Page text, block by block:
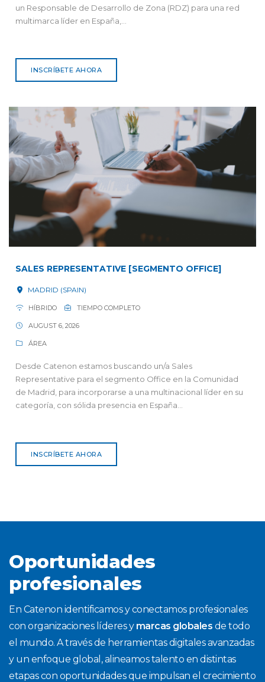
un Responsable de Desarrollo de Zona (RDZ) para una red
multimarca líder en España,...
INSCRÍBETE AHORA
SALES REPRESENTATIVE [SEGMENTO OFFICE]
MADRID (SPAIN)
HÍBRIDO TIEMPO COMPLETO
AUGUST 6, 2026
ÁREA
Desde Catenon estamos buscando un/a Sales
Representative para el segmento Office en la Comunidad
de Madrid, para incorporarse a una multinacional líder en su
categoría, con sólida presencia en España...
INSCRÍBETE AHORA
Oportunidades
profesionales
En Catenon identificamos y conectamos profesionales
con organizaciones líderes y marcas globales de todo
el mundo. A través de herramientas digitales avanzadas
y un enfoque global, alineamos talento en distintas
etapas con oportunidades que impulsan el crecimiento